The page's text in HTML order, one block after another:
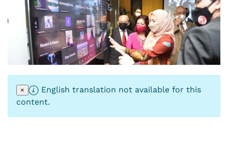
×
English translation not available for this
content.